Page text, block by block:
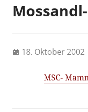
18. Oktober 2002
MSC-